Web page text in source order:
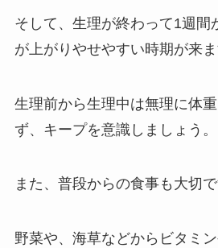
そして、生理が終わって1週間
が上がりやせやすい時期が来ま
生理前から生理中は無理に体
ず、キープを意識しましょう。
また、普段からの食事も大切で
野菜や、海草などからビタミ